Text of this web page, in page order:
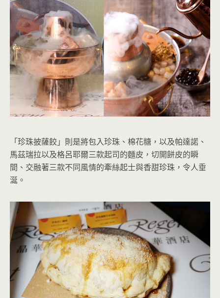
「珍珠披薩餃」則是將包入珍珠、棉花糖，以及帕達諾、
馬茲瑞拉以及格呂耶爾三款起司的麵皮，切開餅皮的瞬
間、交融著三款不同風情的牽絲起士與香甜珍珠，令人垂
涎。